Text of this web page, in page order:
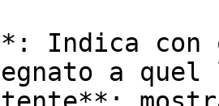
Indica con
a quel